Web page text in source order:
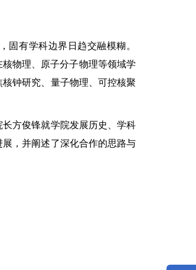
固有学科边界日趋交融模糊。
物理、原子分子物理等领域学
钟研究、量子物理、可控核聚
方俊锋就学院发展历史、学科
，并阐述了深化合作的思路与